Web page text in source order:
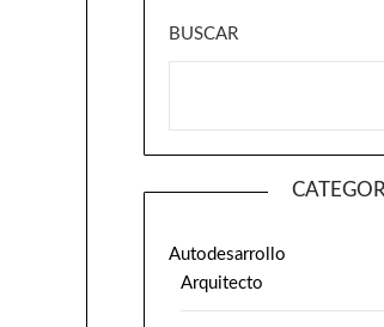
BUSCAR
Autodesarrollo
Arquitecto